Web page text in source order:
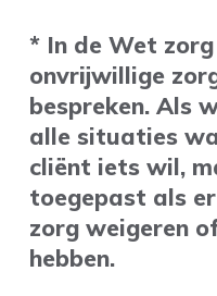
* In de Wet
onvrijwillige
bespreken. Als
alle situaties
cliënt iets wil,
toegepast als
zorg weigeren
hebben.